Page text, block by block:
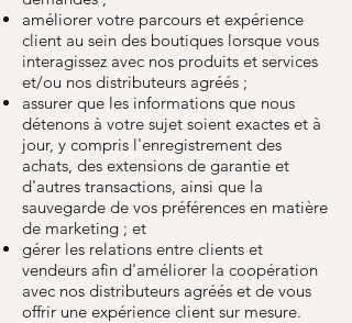
améliorer votre parcours et expérience
client au sein des boutiques lorsque vous
interagissez avec nos produits et services
et/ou nos distributeurs agréés ;
assurer que les informations que nous
détenons à votre sujet soient exactes et à
jour, y compris l'enregistrement des
achats, des extensions de garantie et
d'autres transactions, ainsi que la
sauvegarde de vos préférences en matière
de marketing ; et
gérer les relations entre clients et
vendeurs afin d'améliorer la coopération
avec nos distributeurs agréés et de vous
offrir une expérience client sur mesure.